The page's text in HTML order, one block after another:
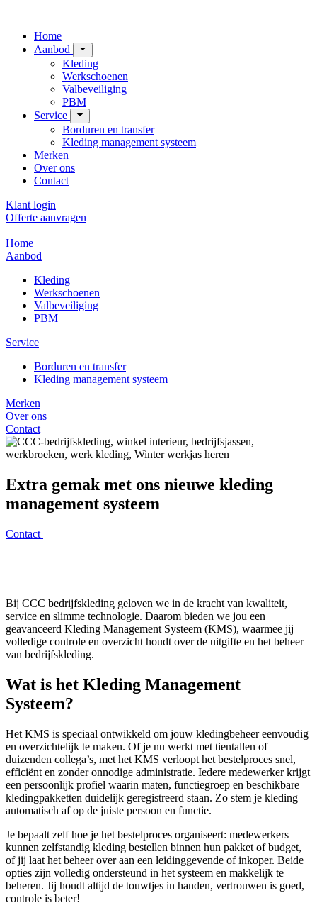
Home
Aanbod
Kleding
Werkschoenen
Valbeveiliging
PBM
Service
Borduren en transfer
Kleding management systeem
Merken
Over ons
Contact
Klant login
Offerte aanvragen
Home
Aanbod
Kleding
Werkschoenen
Valbeveiliging
PBM
Service
Borduren en transfer
Kleding management systeem
Merken
Over ons
Contact
Extra gemak met ons nieuwe kleding
management systeem
Contact
Bij CCC bedrijfskleding geloven we in de kracht van kwaliteit,
service en slimme technologie. Daarom bieden we jou een
geavanceerd Kleding Management Systeem (KMS), waarmee jij
volledige controle en overzicht houdt over de uitgifte en het beheer
van bedrijfskleding.
Wat is het Kleding Management
Systeem?
Het KMS is speciaal ontwikkeld om jouw kledingbeheer eenvoudig
en overzichtelijk te maken. Of je nu werkt met tientallen of
duizenden collega’s, met het KMS verloopt het bestelproces snel,
efficiënt en zonder onnodige administratie. Iedere medewerker krijgt
een persoonlijk profiel waarin maten, functiegroep en beschikbare
kledingpakketten duidelijk geregistreerd staan. Zo stem je kleding
automatisch af op de juiste persoon en functie.
Je bepaalt zelf hoe je het bestelproces organiseert: medewerkers
kunnen zelfstandig kleding bestellen binnen hun pakket of budget,
of jij laat het beheer over aan een leidinggevende of inkoper. Beide
opties zijn volledig ondersteund in het systeem en makkelijk te
beheren. Jij houdt altijd de touwtjes in handen, vertrouwen is goed,
controle is beter!